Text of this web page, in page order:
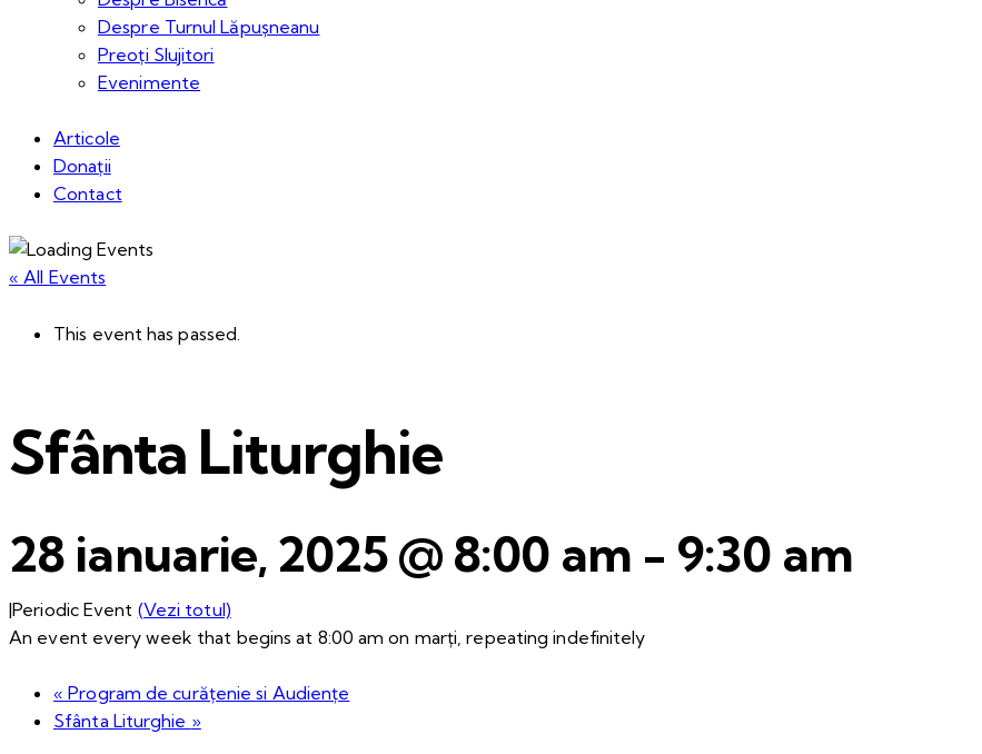
Despre Turnul Lăpușneanu
Preoți Slujitori
Evenimente
Articole
Donații
Contact
« All Events
This event has passed.
Sfânta Liturghie
28 ianuarie, 2025 @ 8:00 am - 9:30 am
|Periodic Event (Vezi totul)
An event every week that begins at 8:00 am on marți, repeating indefinitely
« Program de curățenie si Audiențe
Sfânta Liturghie »